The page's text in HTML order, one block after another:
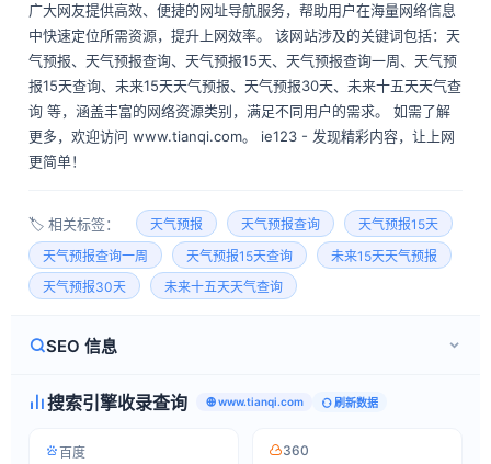
广大网友提供高效、便捷的网址导航服务，帮助用户在海量网络信息
中快速定位所需资源，提升上网效率。 该网站涉及的关键词包括：天
气预报、天气预报查询、天气预报15天、天气预报查询一周、天气预
报15天查询、未来15天天气预报、天气预报30天、未来十五天天气查
询 等，涵盖丰富的网络资源类别，满足不同用户的需求。 如需了解
更多，欢迎访问 www.tianqi.com。 ie123 - 发现精彩内容，让上网
更简单！
🏷️ 相关标签： 天气预报 天气预报查询
天气预报15天
天气预报查询一周
天气预报15天查询
未来15天天气预报
天气预报30天
未来十五天天气查询
SEO 信息
搜索引擎收录查询 www.tianqi.com 刷新数据
百度 360